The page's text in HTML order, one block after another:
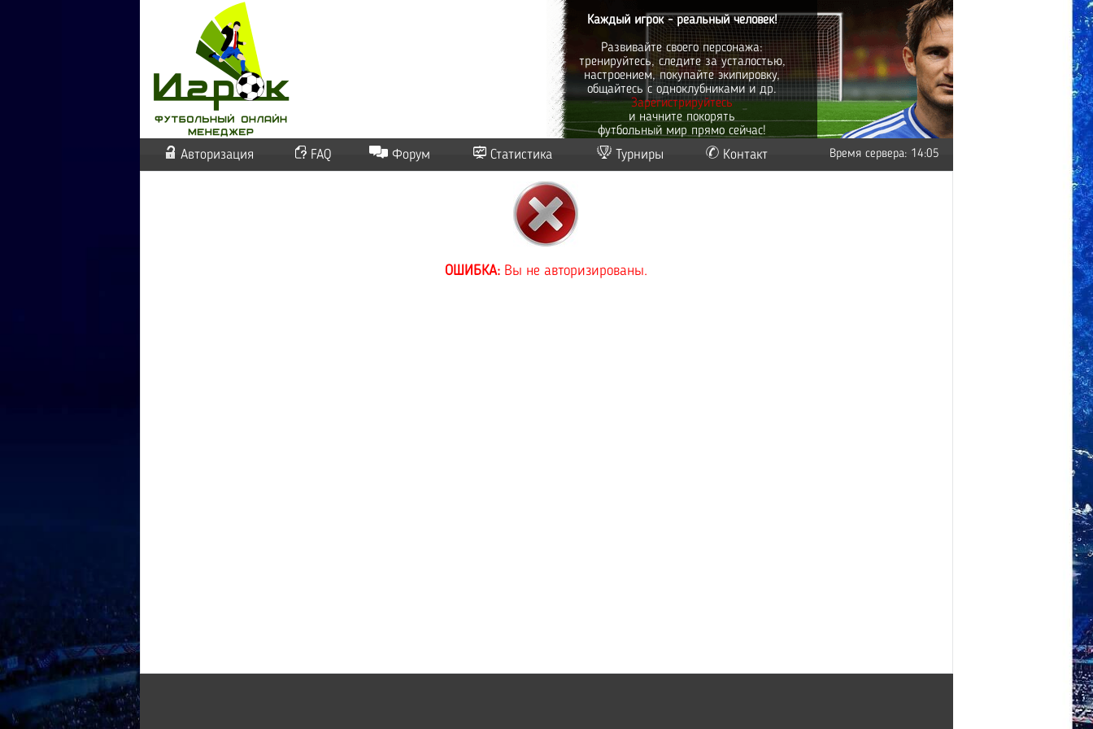
Каждый игрок - реальный человек!
Развивайте своего персонажа:
тренируйтесь, следите за усталостью,
настроением, покупайте экипировку,
общайтесь с одноклубниками и др.
Зарегистрируйтесь
и начните покорять
футбольный мир прямо сейчас!
Авторизация FAQ Форум Статистика Турниры Контакт Время сервера: 14:05
ОШИБКА:Вы не авторизированы.